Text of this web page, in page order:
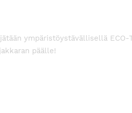
ympäristöystävällisellä
päälle!